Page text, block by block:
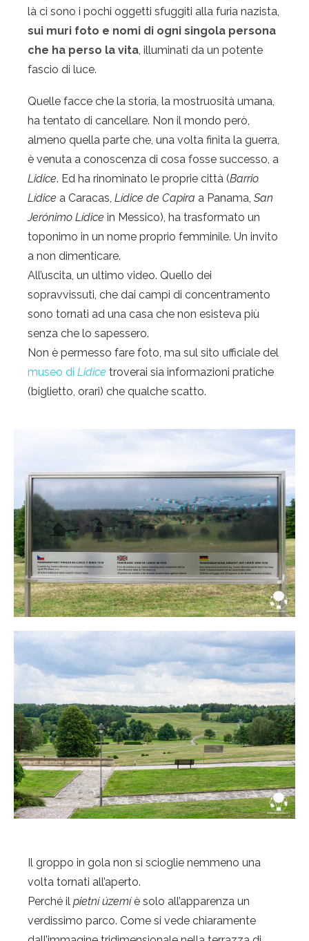
là ci sono i pochi oggetti sfuggiti alla furia nazista,
sui muri foto e nomi di ogni singola persona
che ha perso la vita, illuminati da un potente
fascio di luce.
Quelle facce che la storia, la mostruosità umana,
ha tentato di cancellare. Non il mondo però,
almeno quella parte che, una volta finita la guerra,
è venuta a conoscenza di cosa fosse successo, a
Lidice. Ed ha rinominato le proprie città (Barrio
Lídice a Caracas, Lídice de Capira a Panama, San
Jerónimo Lídice in Messico), ha trasformato un
toponimo in un nome proprio femminile. Un invito
a non dimenticare.
All’uscita, un ultimo video. Quello dei
sopravvissuti, che dai campi di concentramento
sono tornati ad una casa che non esisteva più
senza che lo sapessero.
Non è permesso fare foto, ma sul sito ufficiale del
museo di Lidice troverai sia informazioni pratiche
(biglietto, orari) che qualche scatto.
Il groppo in gola non si scioglie nemmeno una
volta tornati all’aperto.
Perché il pietní územíè solo all’apparenza un
verdissimo parco. Come si vede chiaramente